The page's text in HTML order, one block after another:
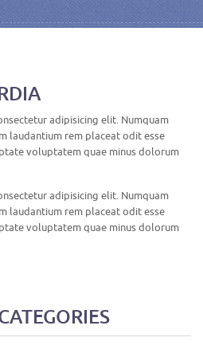
adipisicing elit. Numquam
laudantium rem placeat odit esse
voluptatem quae minus dolorum
adipisicing elit. Numquam
laudantium rem placeat odit esse
voluptatem quae minus dolorum